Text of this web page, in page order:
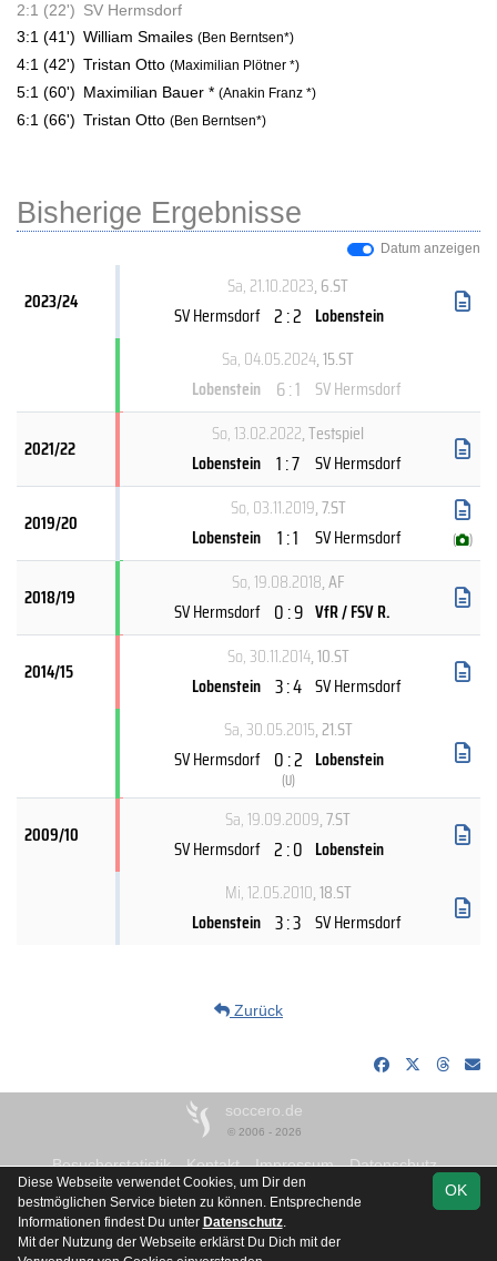
2:1 (22') SV Hermsdorf
3:1 (41') William Smailes (Ben Berntsen*)
4:1 (42') Tristan Otto (Maximilian Plötner *)
5:1 (60') Maximilian Bauer * (Anakin Franz *)
6:1 (66') Tristan Otto (Ben Berntsen*)
Bisherige Ergebnisse
Datum anzeigen
2023/24
Sa, 21.10.2023, 6.ST
SV Hermsdorf 2 : 2 Lobenstein
Sa, 04.05.2024, 15.ST
Lobenstein 6 : 1 SV Hermsdorf
2021/22
So, 13.02.2022, Testspiel
Lobenstein 1 : 7 SV Hermsdorf
2019/20
So, 03.11.2019, 7.ST
Lobenstein 1 : 1 SV Hermsdorf ( )
2018/19
So, 19.08.2018, AF
SV Hermsdorf 0 : 9 VfR / FSV R.
2014/15
So, 30.11.2014, 10.ST
Lobenstein 3 : 4 SV Hermsdorf
Sa, 30.05.2015, 21.ST
SV Hermsdorf 0 : 2
(U)
Lobenstein
2009/10
Sa, 19.09.2009, 7.ST
SV Hermsdorf 2 : 0 Lobenstein
Mi, 12.05.2010, 18.ST
Lobenstein 3 : 3 SV Hermsdorf
Zurück
soccero.de
© 2006 - 2026
Besucherstatistik Kontakt Impressum
Datenschutz
OK
Diese Webseite verwendet Cookies, um Dir den
bestmöglichen Service bieten zu können. Entsprechende
Informationen findest Du unter Datenschutz.
Mit der Nutzung der Webseite erklärst Du Dich mit der